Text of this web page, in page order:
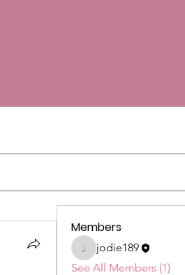
Members
jodie189
jodie189
See All Members (1)